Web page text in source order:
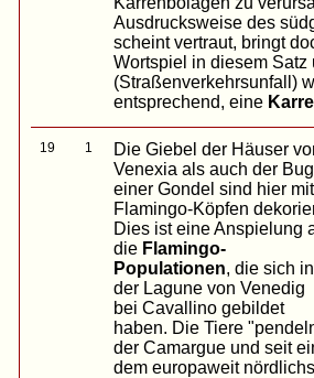
Ausdrucksweise des
scheint vertraut, bringt
Wortspiel in diesem Satz
(Straßenverkehrsunfall)
entsprechend, eine
19 1
Die Giebel der Häuser
Venexia als auch der Bug
einer Gondel sind hier mit
Flamingo-Köpfen
Dies ist eine Anspielung
die Flamingo-
Populationen, die sich in
der Lagune von Venedig
bei Cavallino gebildet
haben. Die Tiere
der Camargue und seit
dem europaweit